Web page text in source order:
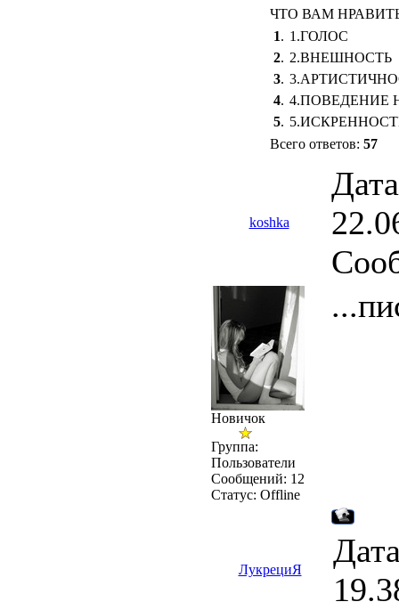
ЧТО ВАМ
1. 1.ГОЛОС
2. 2.ВНЕШНОСТЬ
3.
4. 4.ПОВЕДЕНИЕ
5.
Всего ответов: 57
koshka
Новичок
Группа:
Пользователи
Сообщений: 12
Статус: Offline
ЛукрециЯ